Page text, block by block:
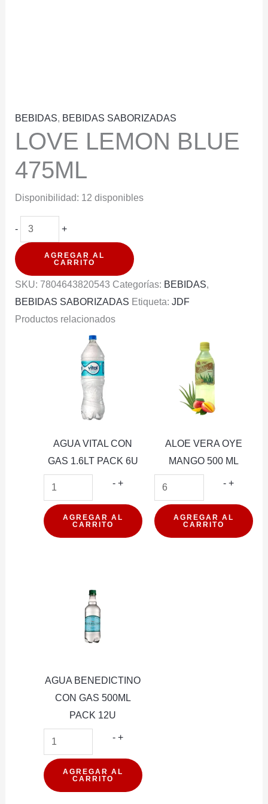
BEBIDAS, BEBIDAS SABORIZADAS
LOVE LEMON BLUE
475ML
Disponibilidad: 12 disponibles
-
LOVE
LEMON
BLUE
475ML
+
AGREGAR AL
CARRITO
SKU: 7804643820543 Categorías: BEBIDAS,
BEBIDAS SABORIZADAS Etiqueta: JDF
Productos relacionados
AGUA VITAL CON
GAS 1.6LT PACK 6U
- AGUA
CON
GAS
+
AGREGAR AL
CARRITO
ALOE VERA OYE
MANGO 500 ML
- ALOE
OYE
MANGO
+
AGREGAR AL
CARRITO
AGUA BENEDICTINO
CON GAS 500ML
PACK 12U
- AGUA
CON
GAS
+
AGREGAR AL
CARRITO